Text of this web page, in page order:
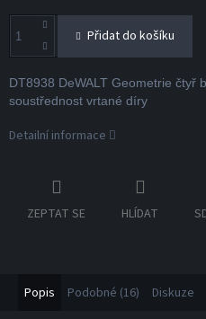
Přidat do košíku
DT8938 DeWALT Geometrie čtyř
soustřednost vrtané díry
Detailní informace
ZEPTAT SE HLÍDAT
Popis Podobné (16) Diskuze